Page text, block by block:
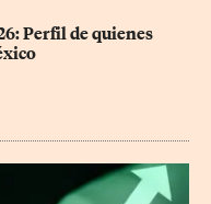
Perfil de quienes